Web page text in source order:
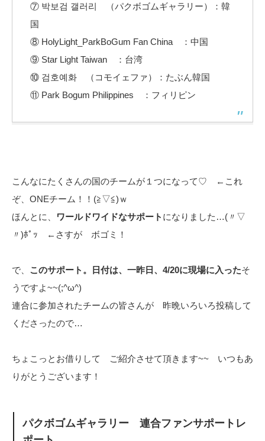
⑦ 박보검 갤러리 （パクボゴムギャラリー）：韓
国
⑧ HolyLight_ParkBoGum Fan China ：中国
⑨ Star Light Taiwan ：台湾
⑩ 검호예화 （コモイェファ）：たぶん韓国
⑪ Park Bogum Philippines ：フィリピン
こんなにたくさんの国のチームが１つになって♡ ←これ
ぞ、ONEチーム！！(≧▽≦)ｗ
ほんとに、
ワールドワイドなサポート になりました…(〃▽
〃)ﾎﾟｯ ←さすが ボゴミ！
で、 このサポート。日付は、一昨日、4/20に現場に入ったそ
うですよ~~(;^ω^)
連合に参加されたチームの皆さんが 昨晩いろいろ投稿して
くださったので…
ちょこっとお借りして ご紹介させて頂きます~~ いつもあ
りがとうございます！
パクボゴムギャラリー 連合ファンサポートレ